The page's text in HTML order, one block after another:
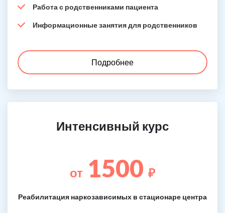
Работа с родственниками пациента
Информационные занятия для родственников
Подробнее
Интенсивный курс
от 1500 ₽
Реабилитация наркозависимых в стационаре центра